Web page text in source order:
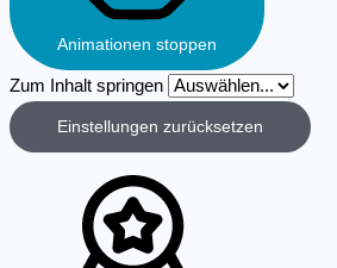
Animationen stoppen
Zum Inhalt springen
Einstellungen zurücksetzen